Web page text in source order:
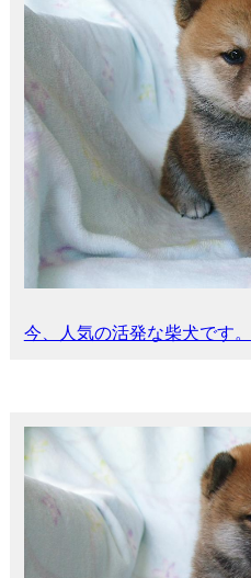
今、人気の活発な柴犬です。